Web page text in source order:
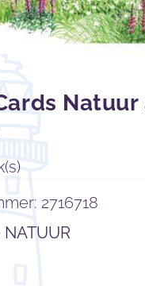
2716718
NATUUR